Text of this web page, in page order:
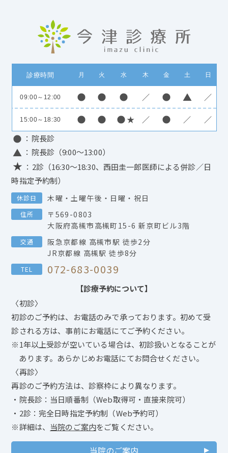
診療時間 月 火 水 木 金 土 日
09:00～12:00 ／ ／
15:00～18:30 ／ ／
／
：院長診
：院長診（9:00～13:00）
★ ：2診（16:30～18:30、西田圭一郎医師による併診／日
時指定予約制）
休診日 木曜・土曜午後・日曜・祝日
住所
〒569-0803
大阪府高槻市高槻町15-6 新京町ビル3階
交通
阪急京都線 高槻市駅 徒歩2分
JR京都線 高槻駅 徒歩8分
TEL 072-683-0039
【診療予約について】
〈初診〉
初診のご予約は、お電話のみで承っております。初めて受
診される方は、事前にお電話にてご予約ください。
※1年以上受診が空いている場合は、初診扱いとなることが
あります。あらかじめお電話にてお問合せください。
〈再診〉
再診のご予約方法は、診察枠により異なります。
・院長診：当日順番制（Web取得可・直接来院可）
・2診：完全日時指定予約制（Web予約可）
※詳細は、 当院のご案内をご覧ください。
当院のご案内